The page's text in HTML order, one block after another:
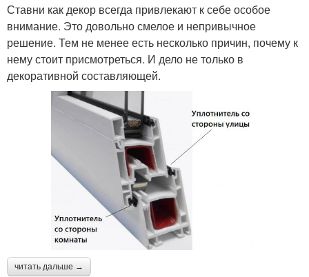
Ставни как декор всегда привлекают к себе особое
внимание. Это довольно смелое и непривычное
решение. Тем не менее есть несколько причин, почему к
нему стоит присмотреться. И дело не только в
декоративной составляющей.
читать дальше →